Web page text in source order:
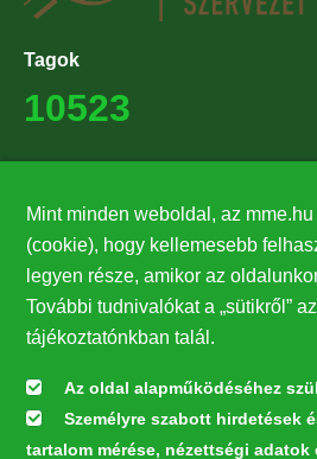
Tagok
10523
27224
Hírlevél feliratkozás
Értesüljön elsőként legfrissebb
Feliratkozás
Mint minden weboldal, az
(cookie), hogy kellemesebb
legyen része, amikor az
További tudnivalókat a „sütikről”
tájékoztatónkban talál.
Az oldal alapműködéséhez
Személyre szabott hirdetések
tartalom mérése, nézettségi adatok